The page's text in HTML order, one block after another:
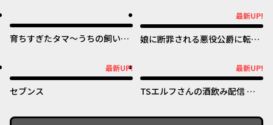
育ちすぎたタマ～うちの飼い猫
最新UP!
オリジナル
娘に断罪される悪役公爵に転生
めたのになぜか娘が『氷の令
嬢』化する件～
最新UP!
オリジナル
セブンス
最新UP!
オリジナル
TSエルフさんの酒飲み配信 ～
じゃないからな!?～